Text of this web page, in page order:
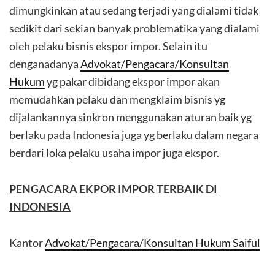
dimungkinkan atau sedang terjadi yang dialami tidak
sedikit dari sekian banyak problematika yang dialami
oleh pelaku bisnis ekspor impor. Selain itu
denganadanyaAdvokat/Pengacara/Konsultan
Hukumyg pakar dibidang ekspor impor akan
memudahkan pelaku dan mengklaim bisnis yg
dijalankannya sinkron menggunakan aturan baik yg
berlaku pada Indonesia juga yg berlaku dalam negara
berdari loka pelaku usaha impor juga ekspor.
PENGACARA EKPOR IMPOR TERBAIK DI
INDONESIA
KantorAdvokat/Pengacara/Konsultan Hukum Saiful